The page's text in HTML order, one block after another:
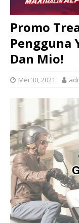
Promo
Pengguna
Dan Mio!
Mei 30, 2021